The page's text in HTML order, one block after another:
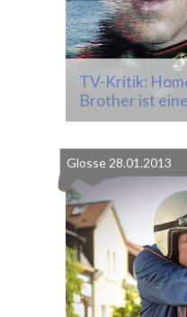
TV-Kritik:
Brother ist
Glosse 28.01.2013